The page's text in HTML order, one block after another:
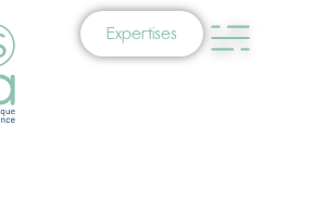
Expertises